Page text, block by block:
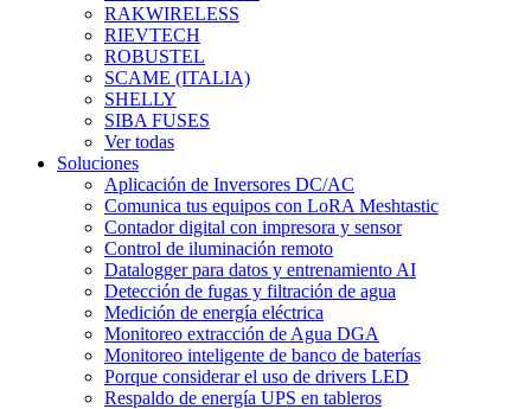
RAKWIRELESS
RIEVTECH
ROBUSTEL
SCAME (ITALIA)
SHELLY
SIBA FUSES
Ver todas
Soluciones
Aplicación de Inversores DC/AC
Comunica tus equipos con LoRA Meshtastic
Contador digital con impresora y sensor
Control de iluminación remoto
Datalogger para datos y entrenamiento AI
Detección de fugas y filtración de agua
Medición de energía eléctrica
Monitoreo extracción de Agua DGA
Monitoreo inteligente de banco de baterías
Porque considerar el uso de drivers LED
Respaldo de energía UPS en tableros